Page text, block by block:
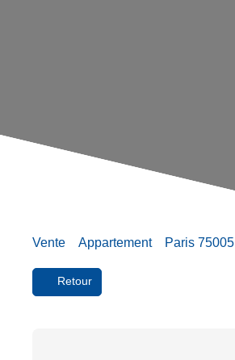
Vente Appartement Paris 75005
Retour